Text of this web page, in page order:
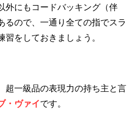
外にもコードバッキング（伴
るので、一通り全ての指でスラ
をしておきましょう。
超一級品の表現力の持ち主と言
・ヴァイです。